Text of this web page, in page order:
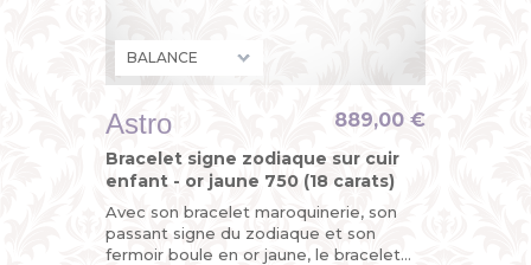
Astro
Bracelet signe zodiaque sur cuir
enfant - or jaune 750 (18 carats)
Avec son bracelet maroquinerie, son
passant signe du zodiaque et son
fermoir boule en or jaune, le bracelet
889,00 €